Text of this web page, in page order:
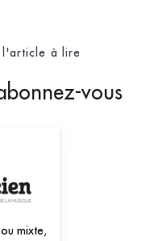
à lire
vous
mixte,